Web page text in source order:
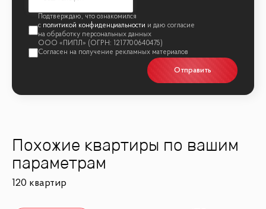
политикой конфиденциальности
Отправить
Похожие квартиры по вашим
параметрам
120 квартир